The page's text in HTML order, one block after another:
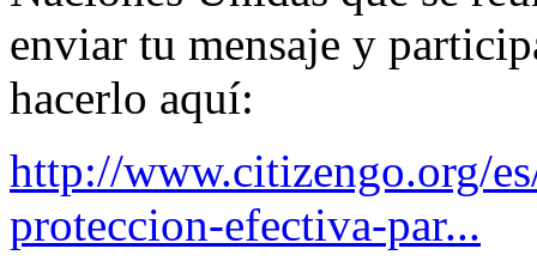
enviar tu mensaje y
hacerlo aquí:
http://www.citizengo.org/
proteccion-efectiva-par...